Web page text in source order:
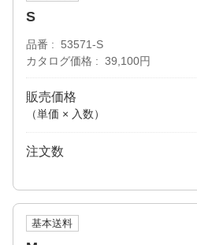
S
品番
53571-S
カタログ価格
39,100円
販売価格
（単価 × 入数）
注文数
基本送料